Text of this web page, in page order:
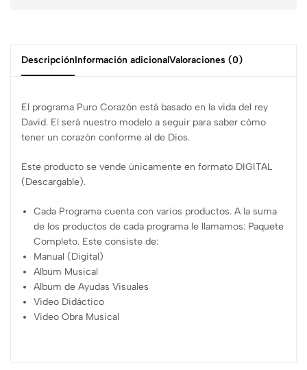
DescripciónInformación adicionalValoraciones (0)
El programa Puro Corazón está basado en la vida del rey
David. El será nuestro modelo a seguir para saber cómo
tener un corazón conforme al de Dios.
Este producto se vende únicamente en formato DIGITAL
(Descargable).
Cada Programa cuenta con varios productos. A la suma
de los productos de cada programa le llamamos: Paquete
Completo. Este consiste de:
Manual (Digital)
Album Musical
Album de Ayudas Visuales
Video Didáctico
Video Obra Musical